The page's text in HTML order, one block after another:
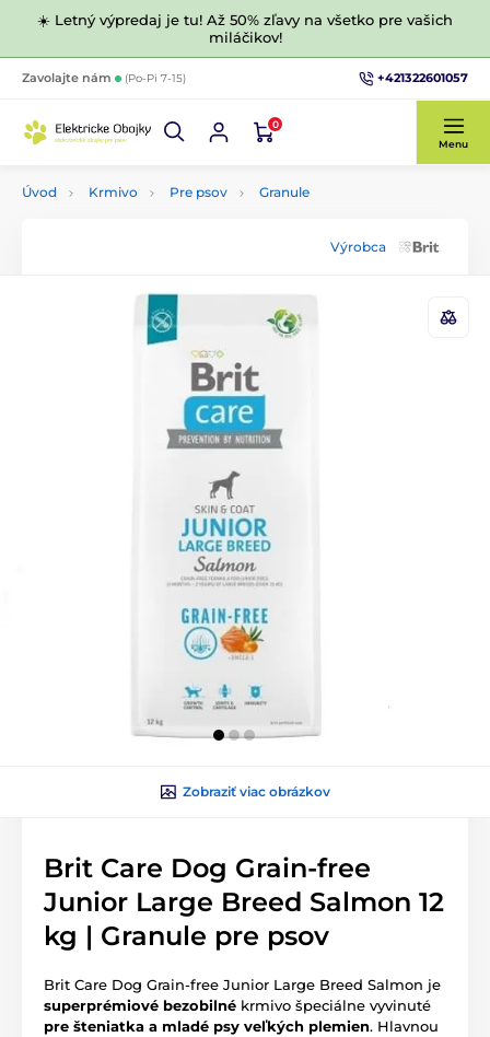
☀️ Letný výpredaj je tu! Až 50% zľavy na všetko pre vašich
miláčikov!
Zavolajte nám (Po-Pi 7-15) +421322601057
0
Menu
Úvod Krmivo Pre psov Granule
Výrobca
Zobraziť viac obrázkov
Brit Care Dog Grain-free
Junior Large Breed Salmon 12
kg | Granule pre psov
Brit Care Dog Grain-free Junior Large Breed Salmon je
superprémiové bezobilné krmivo špeciálne vyvinuté
pre šteniatka a mladé psy veľkých plemien. Hlavnou